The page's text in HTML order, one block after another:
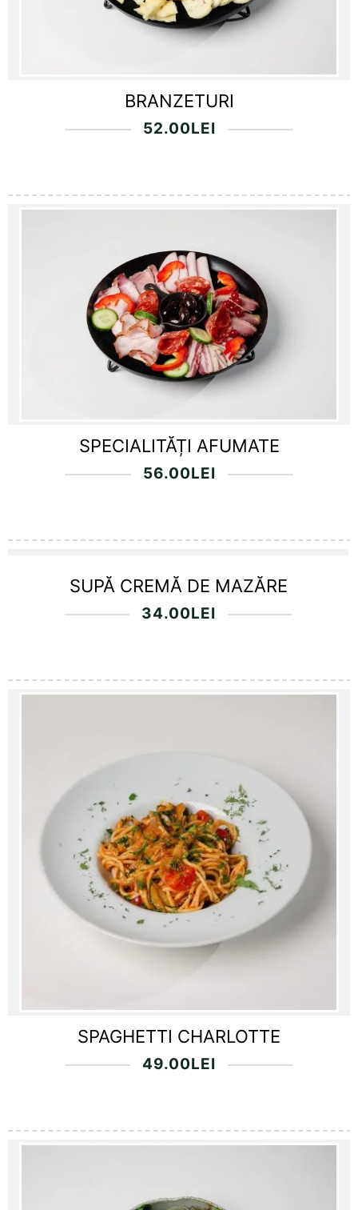
BRANZETURI
52.00LEI
SPECIALITĂȚI AFUMATE
56.00LEI
SUPĂ CREMĂ DE MAZĂRE
34.00LEI
SPAGHETTI CHARLOTTE
49.00LEI